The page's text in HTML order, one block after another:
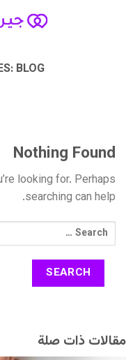
BLOG
Nothing Found
looking for. Perhaps
searching can help.
Search
for:
مقالات ذات صلة